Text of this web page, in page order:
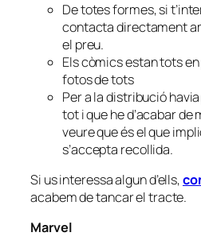
De totes formes, si
contacta directament
el preu.
Els còmics estan tots en
fotos de tots
Per a la distribució
tot i que he d’acabar de
veure que és el que
s’accepta recollida.
Si us interessa algun d’ells,
acabem de tancar el tracte.
Marvel